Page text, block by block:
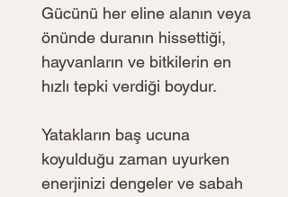
Gücünü her eline alanın veya
önünde duranın hissettiği,
hayvanların ve bitkilerin en
hızlı tepki verdiği boydur.
Yatakların baş ucuna
koyulduğu zaman uyurken
enerjinizi dengeler ve sabah